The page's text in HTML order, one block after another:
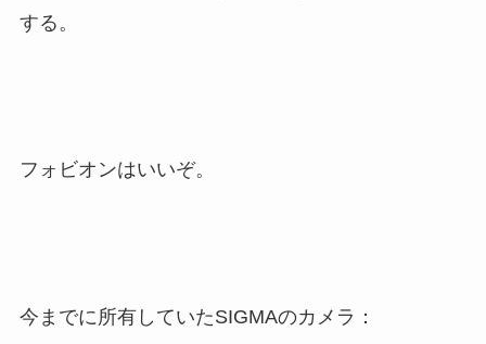
する。
フォビオンはいいぞ。
今までに所有していたSIGMAのカメラ：